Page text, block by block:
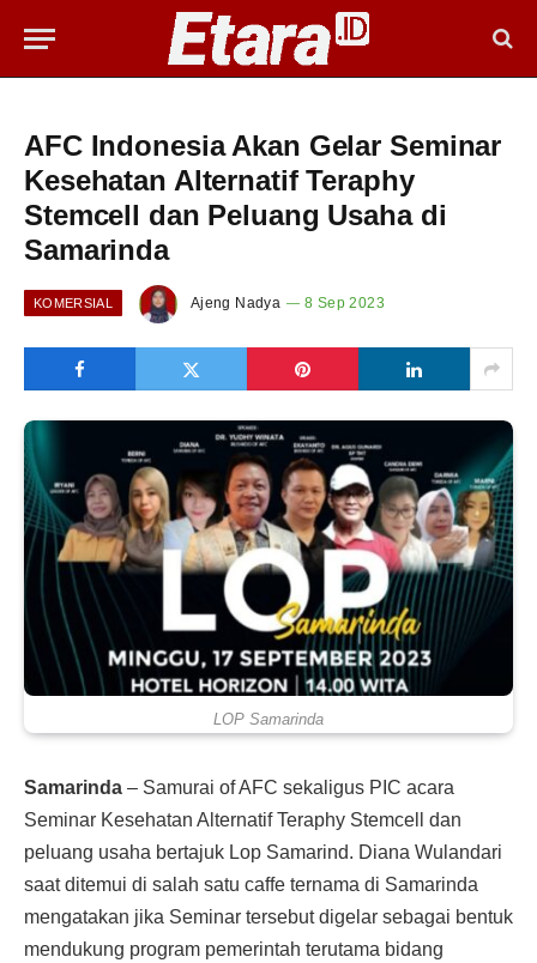
AFC Indonesia Akan Gelar Seminar
Kesehatan Alternatif Teraphy
Stemcell dan Peluang Usaha di
Samarinda
KOMERSIAL Ajeng Nadya 8 Sep 2023
LOP Samarinda
Samarinda – Samurai of AFC sekaligus PIC acara
Seminar Kesehatan Alternatif Teraphy Stemcell dan
peluang usaha bertajuk Lop Samarind. Diana Wulandari
saat ditemui di salah satu caffe ternama di Samarinda
mengatakan jika Seminar tersebut digelar sebagai bentuk
mendukung program pemerintah terutama bidang